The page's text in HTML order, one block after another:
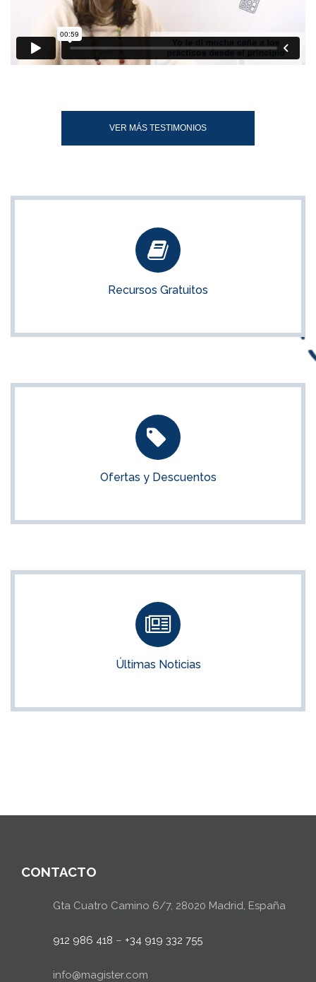
VER MÁS TESTIMONIOS
Recursos Gratuitos
Recursos Gratuitos
Aprovecha el material gratuito que ponemos a tu disposición
Ofertas y Descuentos
Ofertas y Descuentos
Mira las últimas ofertas y descuentos disponibles
VER OFERTAS
Últimas Noticias
Últimas Noticias
Noticias para opositores e interinidades
CONTACTO
Gta Cuatro Camino 6/7, 28020 Madrid, España
912 986 418 – +34 919 332 755
info@magister.com